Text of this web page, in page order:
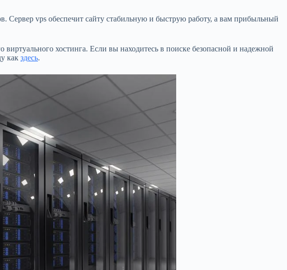
Сервер vps обеспечит сайту стабильную и быструю работу, а вам прибыльный
хостинга. Если вы находитесь в поиске безопасной и надежной
как здесь.